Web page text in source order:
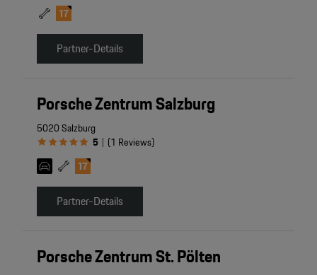
Partner-Details
Porsche Zentrum Salzburg
5020 Salzburg
5 | (1 Reviews)
Partner-Details
Porsche Zentrum St. Pölten